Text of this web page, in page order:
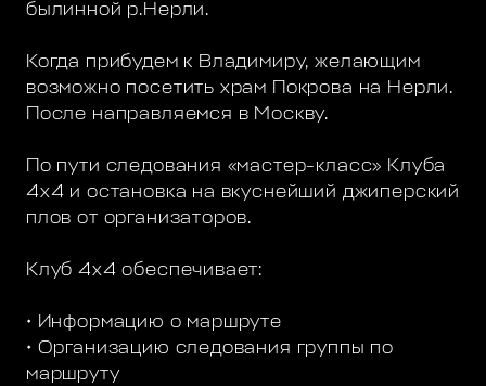
былинной р.Нерли.
Когда прибудем к Владимиру, желающим
возможно посетить храм Покрова на Нерли.
После направляемся в Москву.
По пути следования «мастер-класс» Клуба
4х4 и остановка на вкуснейший джиперский
плов от организаторов.
Клуб 4х4 обеспечивает:
• Информацию о маршруте
• Организацию следования группы по
маршруту